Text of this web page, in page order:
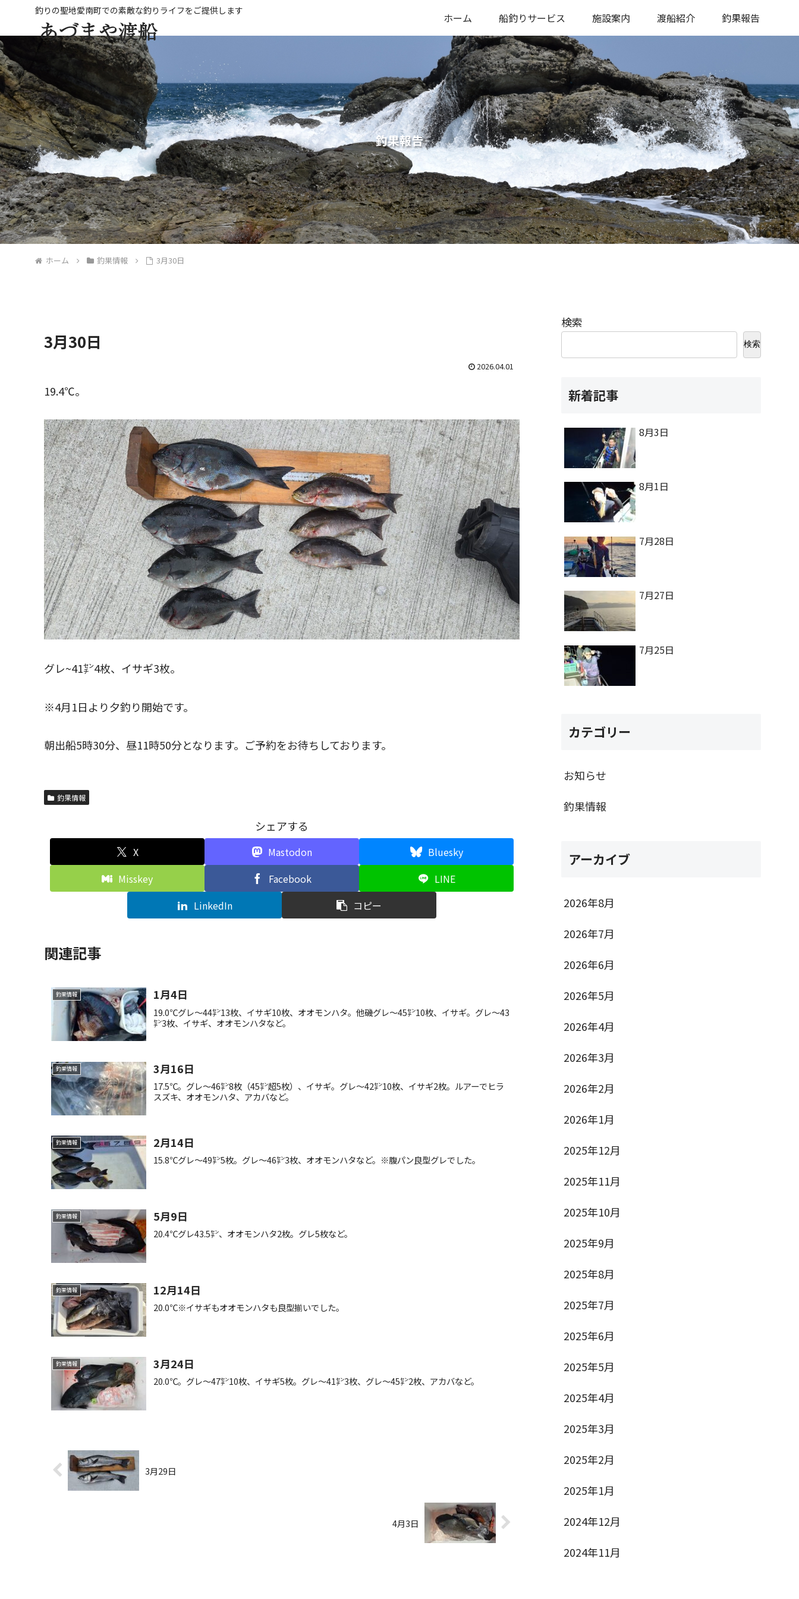
ホーム 船釣りサービス 施設案内 渡船紹介 釣果報告
釣果報告
ホーム 釣果情報 3月30日
3月30日
2026.04.01
19.4℃。
グレ~41㌢4枚、イサギ3枚。
※4月1日より夕釣り開始です。
朝出船5時30分、昼11時50分となります。ご予約をお待ちしております。
釣果情報
シェアする
X Mastodon
Bluesky
Misskey
Facebook
LINE
LinkedIn
コピー
関連記事
釣果情報 1月4日
19.0℃グレ〜44㌢13枚、イサギ10枚、オオモンハタ。他磯グレ〜45㌢10枚、イサギ。グレ〜43
㌢3枚、イサギ、オオモンハタなど。
釣果情報 3月16日
17.5℃。グレ〜46㌢8枚（45㌢超5枚）、イサギ。グレ〜42㌢10枚、イサギ2枚。ルアーでヒラ
スズキ、オオモンハタ、アカバなど。
釣果情報 2月14日
15.8℃グレ〜49㌢5枚。グレ〜46㌢3枚、オオモンハタなど。※腹パン良型グレでした。
釣果情報 5月9日
20.4℃グレ43.5㌢、オオモンハタ2枚。グレ5枚など。
釣果情報 12月14日
20.0℃※イサギもオオモンハタも良型揃いでした。
釣果情報 3月24日
20.0℃。グレ〜47㌢10枚、イサギ5枚。グレ〜41㌢3枚、グレ〜45㌢2枚、アカバなど。
3月29日
4月3日
検索
検索
新着記事
8月3日
8月1日
7月28日
7月27日
7月25日
カテゴリー
お知らせ
釣果情報
アーカイブ
2026年8月
2026年7月
2026年6月
2026年5月
2026年4月
2026年3月
2026年2月
2026年1月
2025年12月
2025年11月
2025年10月
2025年9月
2025年8月
2025年7月
2025年6月
2025年5月
2025年4月
2025年3月
2025年2月
2025年1月
2024年12月
2024年11月